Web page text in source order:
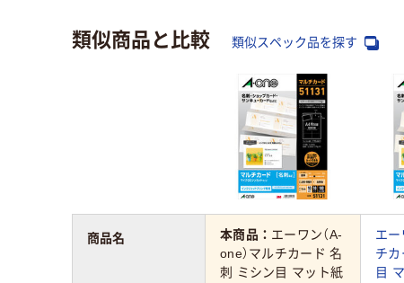
類似商品と比較 類似スペック品を探す
本商品： エーワン（A-
one）マルチカード 名
刺 ミシン目 マット紙
エー
チ
目
商品名